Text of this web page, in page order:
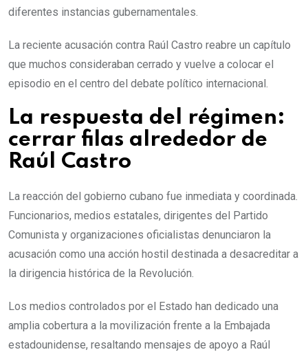
diferentes instancias gubernamentales.
La reciente acusación contra Raúl Castro reabre un capítulo
que muchos consideraban cerrado y vuelve a colocar el
episodio en el centro del debate político internacional.
La respuesta del régimen:
cerrar filas alrededor de
Raúl Castro
La reacción del gobierno cubano fue inmediata y coordinada.
Funcionarios, medios estatales, dirigentes del Partido
Comunista y organizaciones oficialistas denunciaron la
acusación como una acción hostil destinada a desacreditar a
la dirigencia histórica de la Revolución.
Los medios controlados por el Estado han dedicado una
amplia cobertura a la movilización frente a la Embajada
estadounidense, resaltando mensajes de apoyo a Raúl